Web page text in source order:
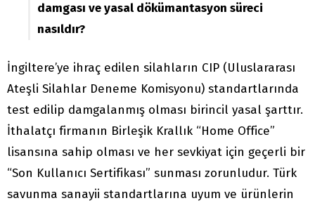
damgası ve yasal dökümantasyon süreci
nasıldır?
İngiltere’ye ihraç edilen silahların CIP (Uluslararası
Ateşli Silahlar Deneme Komisyonu) standartlarında
test edilip damgalanmış olması birincil yasal şarttır.
İthalatçı firmanın Birleşik Krallık “Home Office”
lisansına sahip olması ve her sevkiyat için geçerli bir
“Son Kullanıcı Sertifikası” sunması zorunludur. Türk
savunma sanayii standartlarına uyum ve ürünlerin